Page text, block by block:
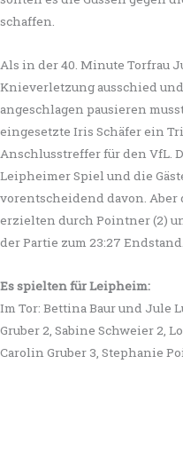
schaffen.
Als in der 40. Minute Torfrau
Knieverletzung ausschied
angeschlagen pausieren
eingesetzte Iris Schäfer ein
Anschlusstreffer für den VfL.
Leipheimer Spiel und die
vorentscheidend davon. Aber
erzielten durch Pointner (2)
der Partie zum 23:27 Endstand.
Es spielten für Leipheim:
Im Tor: Bettina Baur und Jule
Gruber 2, Sabine Schweier 2,
Carolin Gruber 3, Stephanie